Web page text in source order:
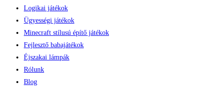
Logikai játékok
Ügyességi játékok
Minecraft stílusú építő játékok
Fejlesztő babajátékok
Éjszakai lámpák
Rólunk
Blog